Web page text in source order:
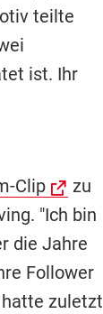
teilte
ist. Ihr
Clip
zu
"Ich bin
die Jahre
Follower
zuletzt